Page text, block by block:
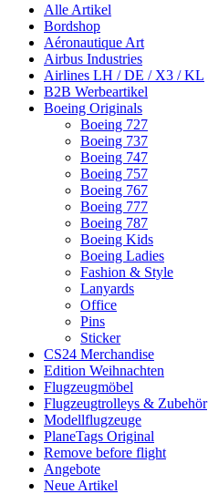
Alle Artikel
Bordshop
Aéronautique Art
Airbus Industries
Airlines LH / DE / X3 / KL
B2B Werbeartikel
Boeing Originals
Boeing 727
Boeing 737
Boeing 747
Boeing 757
Boeing 767
Boeing 777
Boeing 787
Boeing Kids
Boeing Ladies
Fashion & Style
Lanyards
Office
Pins
Sticker
CS24 Merchandise
Edition Weihnachten
Flugzeugmöbel
Flugzeugtrolleys & Zubehör
Modellflugzeuge
PlaneTags Original
Remove before flight
Angebote
Neue Artikel